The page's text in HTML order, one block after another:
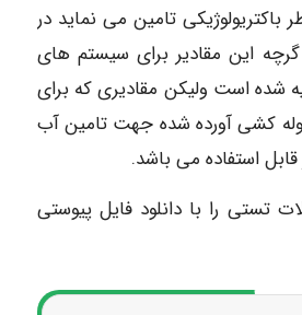
باکتریولوژیکی تامین می نماید در
گرچه این مقادیر برای سیستم های
شده است ولیکن مقادیری که برای
کشی آورده شده جهت تامین آب
استفاده می باشد.
تستی را با دانلود فایل پیوستی